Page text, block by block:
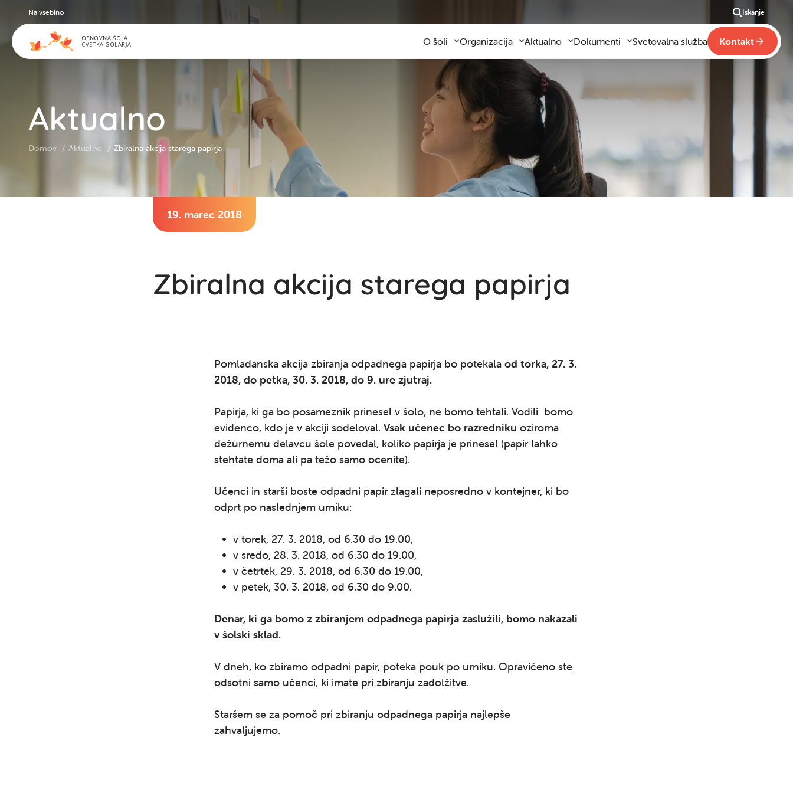
Aktualno
Domov Aktualno Zbiralna akcija starega papirja
19. marec 2018
Zbiralna akcija starega papirja
Pomladanska akcija zbiranja odpadnega papirja bo potekala od torka, 27. 3.
2018, do petka, 30. 3. 2018, do 9. ure zjutraj.
Papirja, ki ga bo posameznik prinesel v šolo, ne bomo tehtali. Vodili bomo
evidenco, kdo je v akciji sodeloval. Vsak učenec bo razredniku oziroma
dežurnemu delavcu šole povedal, koliko papirja je prinesel (papir lahko
stehtate doma ali pa težo samo ocenite).
Učenci in starši boste odpadni papir zlagali neposredno v kontejner, ki bo
odprt po naslednjem urniku:
v torek, 27. 3. 2018, od 6.30 do 19.00,
v sredo, 28. 3. 2018, od 6.30 do 19.00,
v četrtek, 29. 3. 2018, od 6.30 do 19.00,
v petek, 30. 3. 2018, od 6.30 do 9.00.
Denar, ki ga bomo z zbiranjem odpadnega papirja zaslužili, bomo nakazali
v šolski sklad.
V dneh, ko zbiramo odpadni papir, poteka pouk po urniku. Opravičeno ste
odsotni samo učenci, ki imate pri zbiranju zadolžitve.
Staršem se za pomoč pri zbiranju odpadnega papirja najlepše
zahvaljujemo.
Na vsebino Iskanje
O šoli
Predstavitev šole
Kontaktni podatki
Zaposleni
Organizacija dela
Varna šolska pot
Knjižnica
Katalog informacij javnega značaja
Koristne informacije
Oddaja prostorov
Zobna ambulanta
Tekmovanja
Organizacija
Obvezni program
Razširjeni program
Sodelovanje s starši
Šolski prevozi
Šolska prehrana
Plačilo storitev
Osnovnošolsko izobraževanje na domu
Svetovalna služba
Šolski sklad
Aktualno
Aktualno
Zgodilo se je
Fotogalerija slik
Video vsebine
Dokumenti
Drugi pravilniki
Svetovalna služba Kontakt